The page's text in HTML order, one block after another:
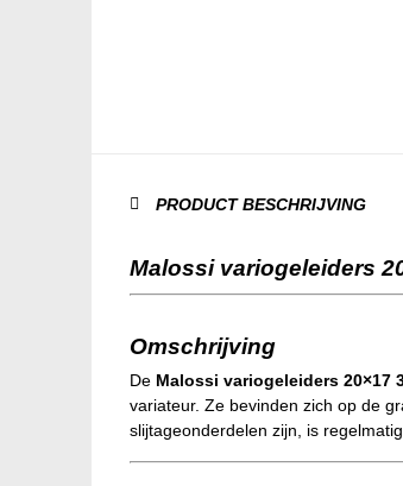
PRODUCT BESCHRIJVING
Malossi variogeleiders
Omschrijving
De Malossi variogeleiders 20×17
variateur. Ze bevinden zich op de
slijtageonderdelen zijn, is